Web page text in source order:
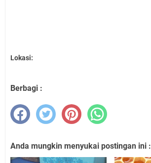
Lokasi:
Berbagi :
Anda mungkin menyukai postingan ini :